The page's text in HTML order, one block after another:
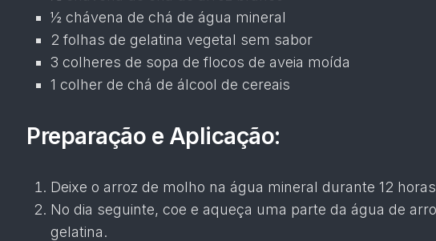
½ chávena de chá de água mineral
2 folhas de gelatina vegetal sem sabor
3 colheres de sopa de flocos de aveia moída
1 colher de chá de álcool de cereais
Preparação e Aplicação:
Deixe o arroz de molho na água mineral durante 12
No dia seguinte, coe e aqueça uma parte da água de
gelatina.